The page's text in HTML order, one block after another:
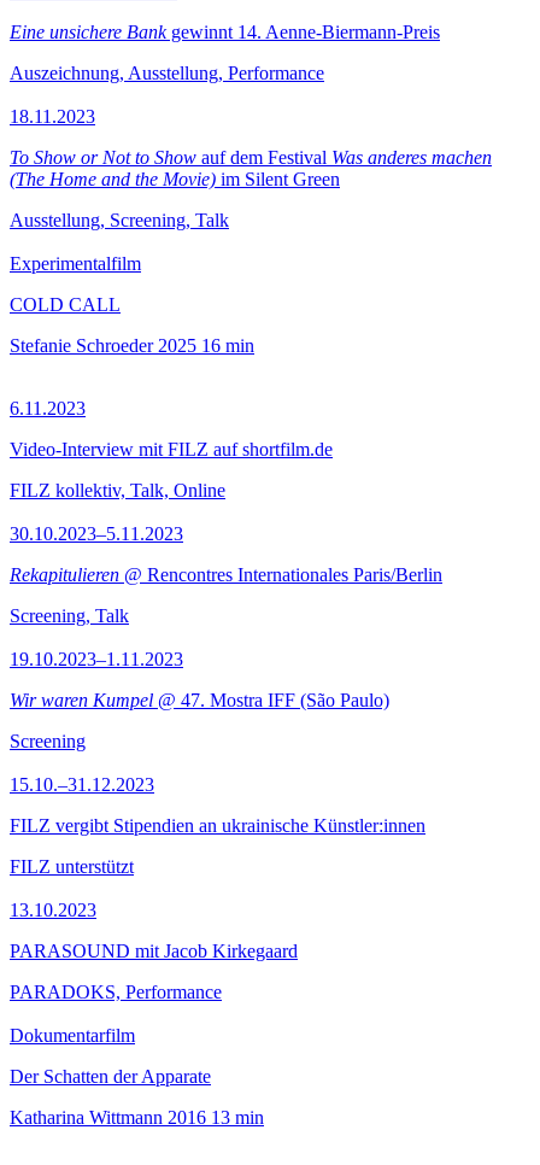
Eine unsichere Bankgewinnt 14. Aenne-Biermann-Preis
Auszeichnung, Ausstellung, Performance
18.11.2023
To Show or Not to Show auf dem Festival Was anderes machen
(The Home and the Movie) im Silent Green
Ausstellung, Screening, Talk
Experimentalfilm
COLD CALL
Stefanie Schroeder 2025 16 min
6.11.2023
Video-Interview mit FILZ auf shortfilm.de
FILZ kollektiv, Talk, Online
30.10.2023–5.11.2023
Rekapitulieren @ Rencontres Internationales Paris/Berlin
Screening, Talk
19.10.2023–1.11.2023
Wir waren Kumpel @ 47. Mostra IFF (São Paulo)
Screening
15.10.–31.12.2023
FILZ vergibt Stipendien an ukrainische Künstler:innen
FILZ unterstützt
13.10.2023
PARASOUND mit Jacob Kirkegaard
PARADOKS, Performance
Dokumentarfilm
Der Schatten der Apparate
Katharina Wittmann 2016 13 min